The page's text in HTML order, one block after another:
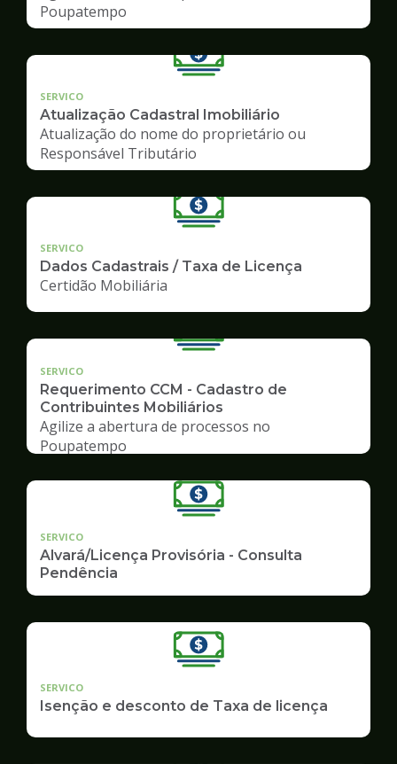
Poupatempo
SERVICO
Atualização Cadastral Imobiliário
Atualização do nome do proprietário ou
Responsável Tributário
SERVICO
Dados Cadastrais / Taxa de Licença
Certidão Mobiliária
SERVICO
Requerimento CCM - Cadastro de
Contribuintes Mobiliários
Agilize a abertura de processos no
Poupatempo
SERVICO
Alvará/Licença Provisória - Consulta
Pendência
SERVICO
Isenção e desconto de Taxa de licença